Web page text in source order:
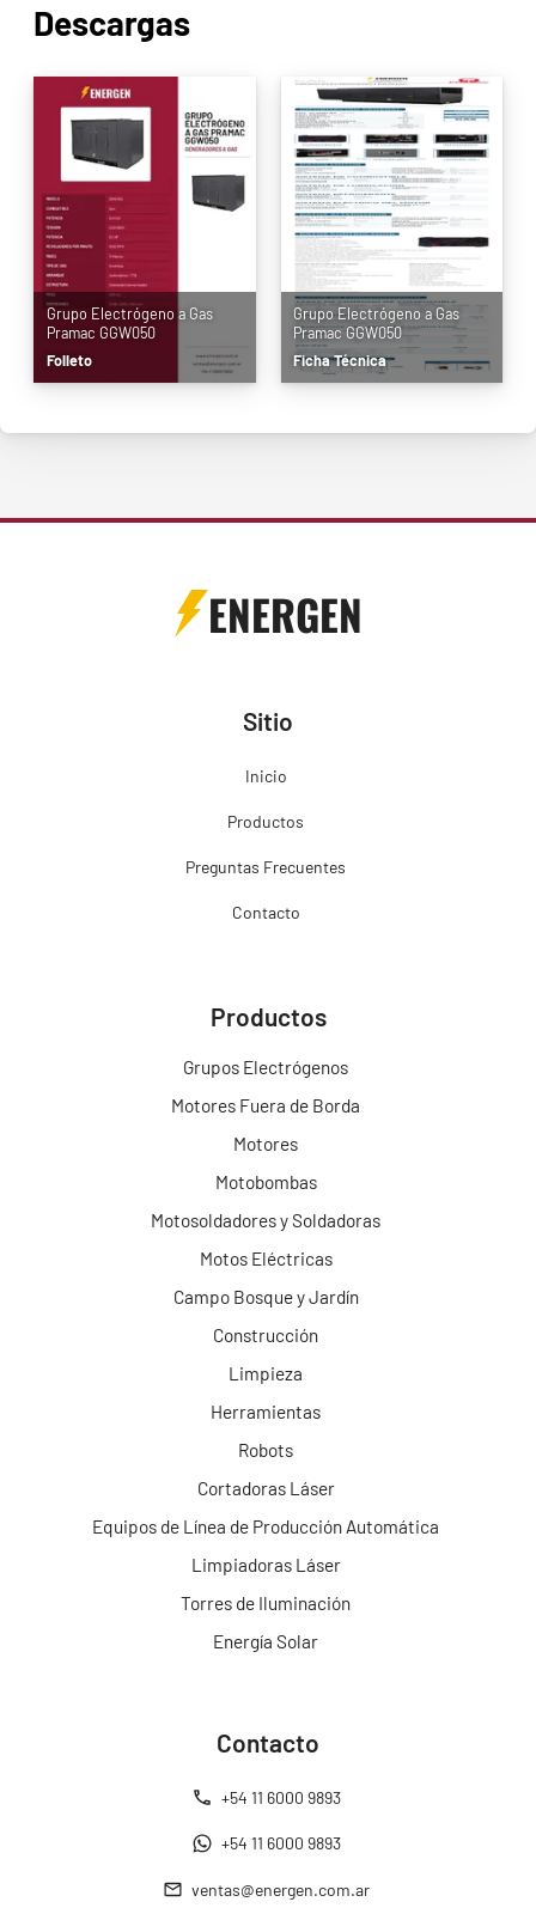
Descargas
Grupo Electrógeno a Gas
Pramac GGW050
Folleto
Grupo Electrógeno a Gas
Pramac GGW050
Ficha Técnica
ENERGEN
Sitio
Inicio
Productos
Preguntas Frecuentes
Contacto
Productos
Grupos Electrógenos
Motores Fuera de Borda
Motores
Motobombas
Motosoldadores y Soldadoras
Motos Eléctricas
Campo Bosque y Jardín
Construcción
Limpieza
Herramientas
Robots
Cortadoras Láser
Equipos de Línea de Producción Automática
Limpiadoras Láser
Torres de Iluminación
Energía Solar
Contacto
+54 11 6000 9893
+54 11 6000 9893
ventas@energen.com.ar